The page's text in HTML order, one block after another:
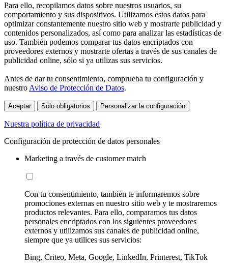
Para ello, recopilamos datos sobre nuestros usuarios, su
comportamiento y sus dispositivos. Utilizamos estos datos para
optimizar constantemente nuestro sitio web y mostrarte publicidad y
contenidos personalizados, así como para analizar las estadísticas de
uso. También podemos comparar tus datos encriptados con
proveedores externos y mostrarte ofertas a través de sus canales de
publicidad online, sólo si ya utilizas sus servicios.
Antes de dar tu consentimiento, comprueba tu configuración y
nuestro Aviso de Protección de Datos.
Aceptar Sólo obligatorios Personalizar la configuración
Nuestra política de privacidad
Configuración de protección de datos personales
Marketing a través de customer match
Con tu consentimiento, también te informaremos sobre
promociones externas en nuestro sitio web y te mostraremos
productos relevantes. Para ello, comparamos tus datos
personales encriptados con los siguientes proveedores
externos y utilizamos sus canales de publicidad online,
siempre que ya utilices sus servicios:
Bing, Criteo, Meta, Google, LinkedIn, Printerest, TikTok